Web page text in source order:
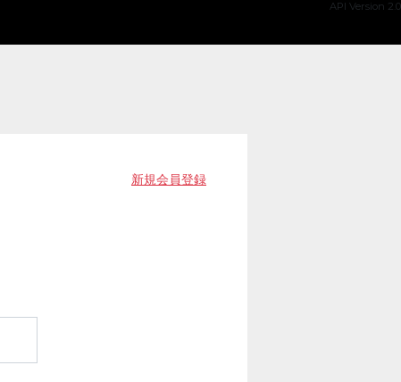
API Version 2.0
新規会員登録